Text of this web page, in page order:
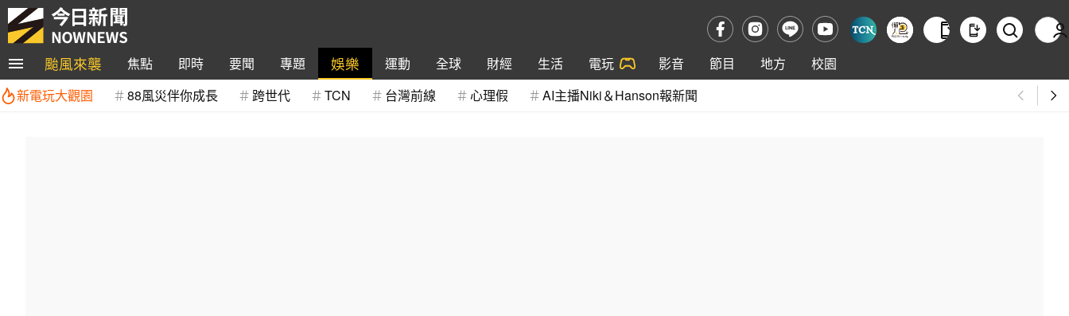
颱風來襲 焦點 即時 要聞 專題 娛樂 運動 全球 財經 生活 電玩 影音 節目 地方
校園
新電玩大觀園
88風災伴你成長 跨世代 TCN 台灣前線 心理假 AI主播Niki＆Hanson報新聞